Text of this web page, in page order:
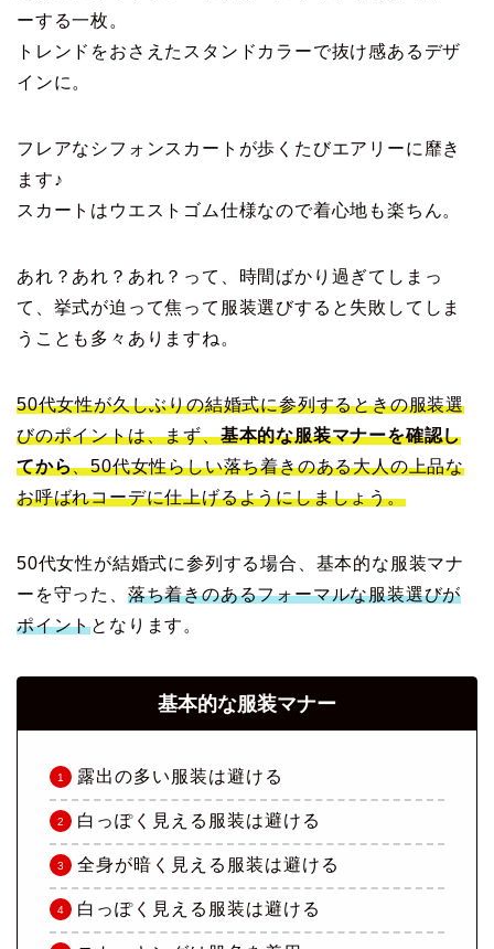
ーする一枚。
トレンドをおさえたスタンドカラーで抜け感あるデザ
インに。
フレアなシフォンスカートが歩くたびエアリーに靡き
ます♪
スカートはウエストゴム仕様なので着心地も楽ちん。
あれ？あれ？あれ？って、時間ばかり過ぎてしまっ
て、挙式が迫って焦って服装選びすると失敗してしま
うことも多々ありますね。
50代女性が久しぶりの結婚式に参列するときの服装選
びのポイントは、まず、基本的な服装マナーを確認し
てから、50代女性らしい落ち着きのある大人の上品な
お呼ばれコーデに仕上げるようにしましょう。
50代女性が結婚式に参列する場合、基本的な服装マナ
ーを守った、 落ち着きのあるフォーマルな服装選びが
ポイントとなります。
基本的な服装マナー
露出の多い服装は避ける
白っぽく見える服装は避ける
全身が暗く見える服装は避ける
白っぽく見える服装は避ける